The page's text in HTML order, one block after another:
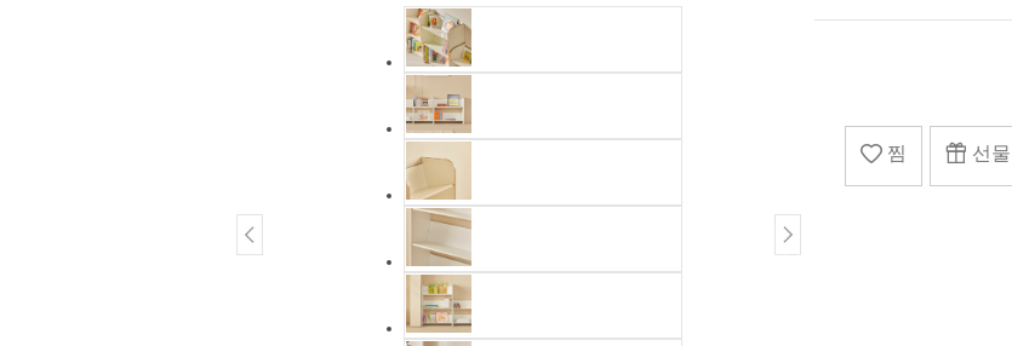
찜 선물